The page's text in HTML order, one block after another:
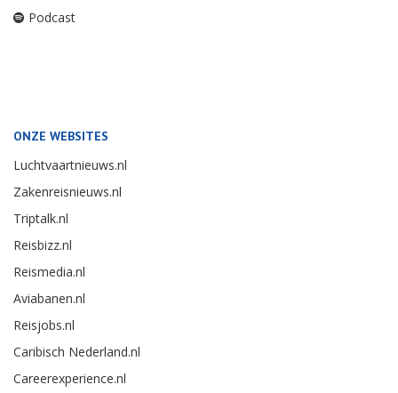
Podcast
ONZE WEBSITES
Luchtvaartnieuws.nl
Zakenreisnieuws.nl
Triptalk.nl
Reisbizz.nl
Reismedia.nl
Aviabanen.nl
Reisjobs.nl
Caribisch Nederland.nl
Careerexperience.nl